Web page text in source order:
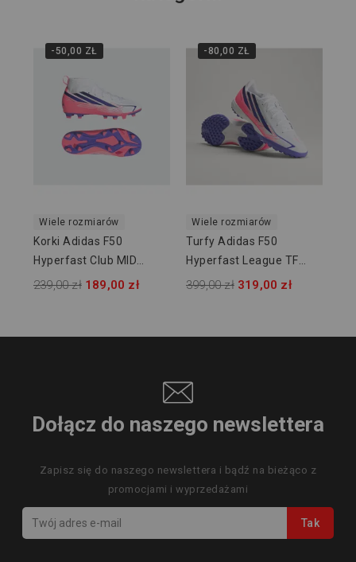
-50,00 ZŁ
Wiele rozmiarów
Korki Adidas F50
Hyperfast Club MID
FG/MG JUNIOR KJ0670
239,00 zł 189,00 zł
-80,00 ZŁ
Wiele rozmiarów
Turfy Adidas F50
Hyperfast League TF
KJ3434
399,00 zł 319,00 zł
Dołącz do naszego newslettera
Zapisz się do naszego newslettera i bądź na bieżąco z
promocjami i wyprzedażami